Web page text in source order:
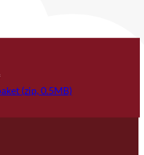
(zip, 0.5MB)